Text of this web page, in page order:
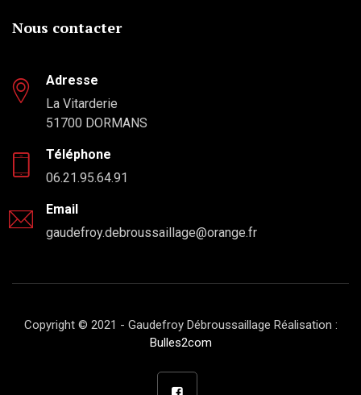
Nous contacter
Adresse
La Vitarderie
51700 DORMANS
Téléphone
06.21.95.64.91
Email
gaudefroy.debroussaillage@orange.fr
Copyright © 2021 - Gaudefroy Débroussaillage Réalisation :
Bulles2com